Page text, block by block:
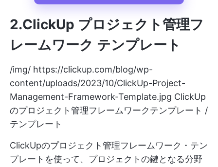
2.ClickUp プロジェクト管理フ
レームワーク テンプレート
/img/ https://clickup.com/blog/wp-
content/uploads/2023/10/ClickUp-Project-
Management-Framework-Template.jpg ClickUp
のプロジェクト管理フレームワークテンプレート /
テンプレート
ClickUpのプロジェクト管理フレームワーク・テン
プレートを使って、プロジェクトの鍵となる分野